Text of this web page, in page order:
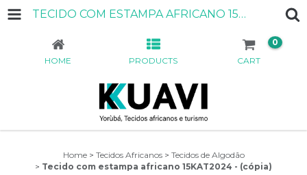
TECIDO COM ESTAMPA AFRICANO 15KAT2024 - (CÓPIA)
HOME PRODUCTS CART
0
Home > Tecidos Africanos > Tecidos de Algodão
> Tecido com estampa africano 15KAT2024 - (cópia)